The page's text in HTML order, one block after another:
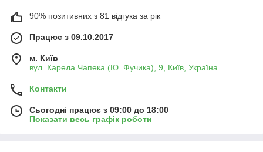
90% позитивних з 81 відгука за рік
Працює з 09.10.2017
м. Київ
вул. Карела Чапека (Ю. Фучика), 9, Київ, Україна
Контакти
Сьогодні працює з 09:00 до 18:00
Показати весь графік роботи